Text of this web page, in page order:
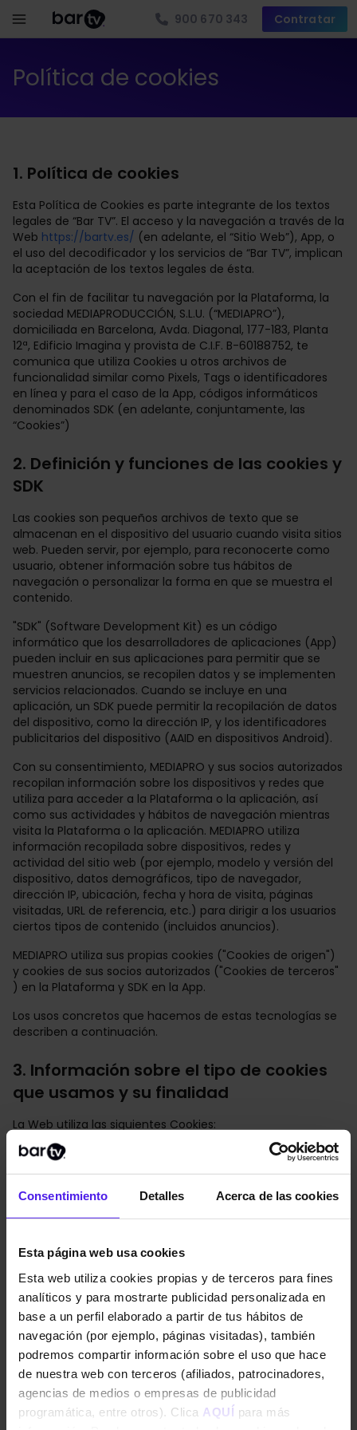
Consentimiento Detalles Acerca de las cookies
Esta página web usa cookies
Esta web utiliza cookies propias y de terceros para fines
analíticos y para mostrarte publicidad personalizada en
base a un perfil elaborado a partir de tus hábitos de
navegación (por ejemplo, páginas visitadas), también
podremos compartir información sobre el uso que hace
de nuestra web con terceros (afiliados, patrocinadores,
agencias de medios o empresas de publicidad
programática, entre otros). Clica AQUÍ para más
900 670 343 Contratar
Política de cookies
1. Política de cookies
Esta Política de Cookies es parte integrante de los textos
legales de “Bar TV”. El acceso y la navegación a través de la
Web https://bartv.es/ (en adelante, el “Sitio Web”), App, o
el uso del decodificador y los servicios de “Bar TV”, implican
la aceptación de los textos legales de ésta.
Con el fin de facilitar tu navegación por la Plataforma, la
sociedad MEDIAPRODUCCIÓN, S.L.U. (“MEDIAPRO”),
domiciliada en Barcelona, Avda. Diagonal, 177-183, Planta
12ª, Edificio Imagina y provista de C.I.F. B-60188752, te
comunica que utiliza Cookies u otros archivos de
funcionalidad similar como Pixels, Tags o identificadores
en línea y para el caso de la App, códigos informáticos
denominados SDK (en adelante, conjuntamente, las
“Cookies”)
2. Definición y funciones de las cookies y
SDK
Las cookies son pequeños archivos de texto que se
almacenan en el dispositivo del usuario cuando visita sitios
web. Pueden servir, por ejemplo, para reconocerte como
usuario, obtener información sobre tus hábitos de
navegación o personalizar la forma en que se muestra el
contenido.
"SDK" (Software Development Kit) es un código
informático que los desarrolladores de aplicaciones (App)
pueden incluir en sus aplicaciones para permitir que se
muestren anuncios, se recopilen datos y se implementen
servicios relacionados. Cuando se incluye en una
aplicación, un SDK puede permitir la recopilación de datos
del dispositivo, como la dirección IP, y los identificadores
publicitarios del dispositivo (AAID en dispositivos Android).
Con su consentimiento, MEDIAPRO y sus socios autorizados
recopilan información sobre los dispositivos y redes que
utiliza para acceder a la Plataforma o la aplicación, así
como sus actividades y hábitos de navegación mientras
visita la Plataforma o la aplicación. MEDIAPRO utiliza
información recopilada sobre dispositivos, redes y
actividad del sitio web (por ejemplo, modelo y versión del
dispositivo, datos demográficos, tipo de navegador,
dirección IP, ubicación, fecha y hora de visita, páginas
visitadas, URL de referencia, etc.) para dirigir a los usuarios
ciertos tipos de contenido (incluidos anuncios).
MEDIAPRO utiliza sus propias cookies ("Cookies de origen")
y cookies de sus socios autorizados ("Cookies de terceros"
) en la Plataforma y SDK en la App.
Los usos concretos que hacemos de estas tecnologías se
describen a continuación.
3. Información sobre el tipo de cookies
que usamos y su finalidad
La Web utiliza las siguientes Cookies:
Cookies técnicas
Son aquellas que permiten al usuario la
indispensables para el funcionamiento del Sitio Web,
permitiendo acceder a las diferentes funcionalidades que
funcionamiento del sitio web y por tanto no podrán ser
Cookies de preferencias:Son aquellas que permiten
recordar información para que el usuario acceda al
servicio con determinadas características que puedan
diferenciar su experiencia de la de otros usuarios, como,
por ejemplo, el idioma, el número de resultados a mostrar,
etc.
Cookies analíticas:Son aquellas que permiten cuantificar
el número de usuarios y así realizar la medición y el análisis